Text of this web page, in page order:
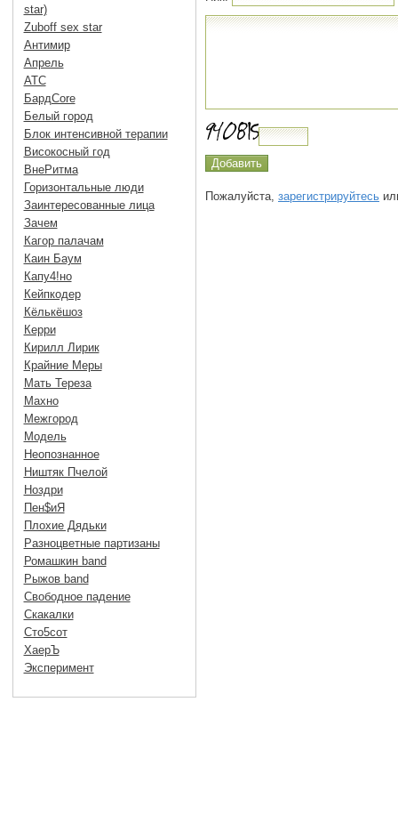
Пожалуйста, зарегистрируйтесь
star)
Zuboff sex star
Антимир
Апрель
АТС
БардCore
Белый город
Блок интенсивной терапии
Високосный год
ВнеРитма
Горизонтальные люди
Заинтересованные лица
Зачем
Кагор палачам
Каин Баум
Капу4!но
Кейпкодер
Кёлькёшоз
Керри
Кирилл Лирик
Крайние Меры
Мать Тереза
Махно
Межгород
Модель
Неопознанное
Ништяк Пчелой
Ноздри
Пен$иЯ
Плохие Дядьки
Разноцветные партизаны
Ромашкин band
Рыжов band
Свободное падение
Скакалки
Сто5сот
ХаерЪ
Эксперимент